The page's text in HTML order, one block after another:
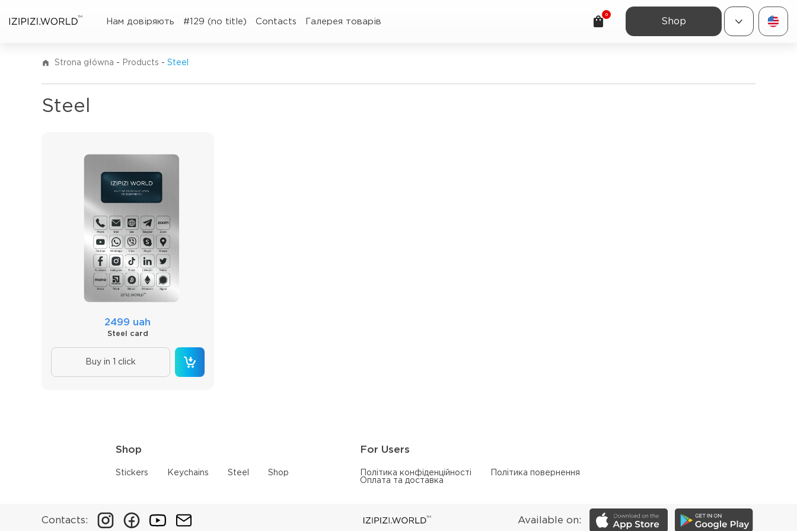
TM
Нам довіряють #129 (no title) Contacts Галерея товарів
0
Shop
Strona główna - Products - Steel
Steel
2499 uah
Steel card
Buy in 1 click
Shop
Stickers Keychains Steel Shop
For Users
Політика конфіденційності
Політика повернення
Оплата та доставка
Contacts: TM Available on: